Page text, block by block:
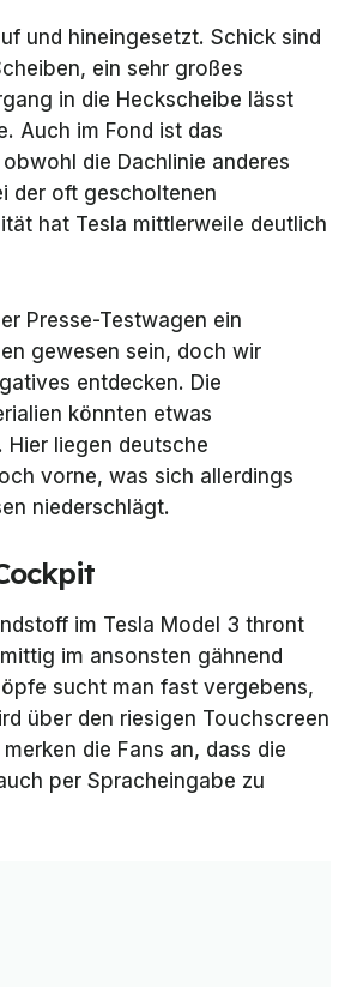
und hineingesetzt. Schick sind
ein sehr großes
in die Heckscheibe lässt
Auch im Fond ist das
die Dachlinie anderes
der oft gescholtenen
hat Tesla mittlerweile deutlich
Presse-Testwagen ein
gewesen sein, doch wir
entdecken. Die
könnten etwas
Hier liegen deutsche
vorne, was sich allerdings
niederschlägt.
im Tesla Model 3 thront
im ansonsten gähnend
sucht man fast vergebens,
über den riesigen Touchscreen
die Fans an, dass die
per Spracheingabe zu